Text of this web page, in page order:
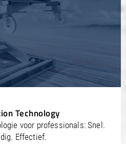
Technology
voor professionals: Snel.
Effectief.